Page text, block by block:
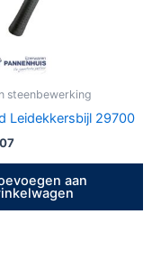
steenbewerking
Leidekkersbijl 29700
aan